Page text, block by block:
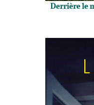
Derrière le